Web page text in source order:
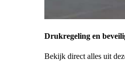
Drukregeling en
Bekijk direct alles uit